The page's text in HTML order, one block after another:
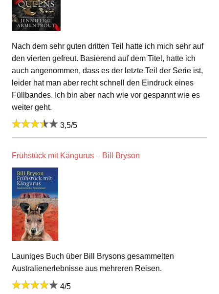
Nach dem sehr guten dritten Teil hatte ich mich sehr auf
den vierten gefreut. Basierend auf dem Titel, hatte ich
auch angenommen, dass es der letzte Teil der Serie ist,
leider hat man aber recht schnell den Eindruck eines
Füllbandes. Ich bin aber nach wie vor gespannt wie es
weiter geht.
3,5/5
Frühstück mit Kängurus – Bill Bryson
Launiges Buch über Bill Brysons gesammelten
Australienerlebnisse aus mehreren Reisen.
4/5